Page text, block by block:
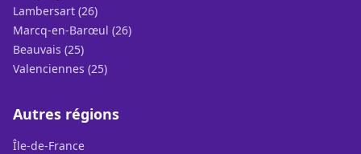
Lambersart (26)
Marcq-en-Barœul (26)
Beauvais (25)
Valenciennes (25)
Autres régions
Île-de-France